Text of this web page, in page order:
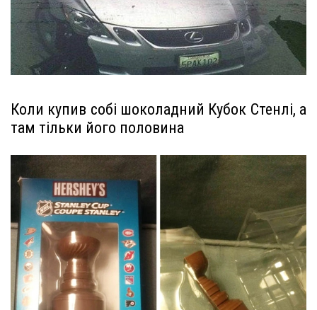
Коли купив собі шоколадний Кубок Стенлі, а
там тільки його половина